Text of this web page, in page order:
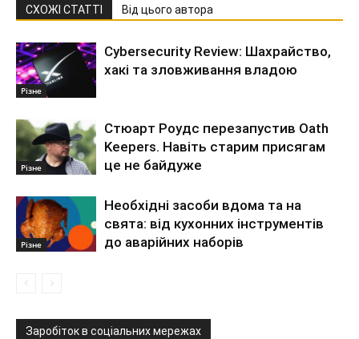
СХОЖІ СТАТТІ Від цього автора
Різне
Cybersecurity Review: Шахрайство,
хакі та зловживання владою
Різне
Стюарт Роудс перезапустив Oath
Keepers. Навіть старим присягам
це не байдуже
Різне
Необхідні засоби вдома та на
свята: від кухонних інструментів
до аварійних наборів
Заробіток в соціальних мережах